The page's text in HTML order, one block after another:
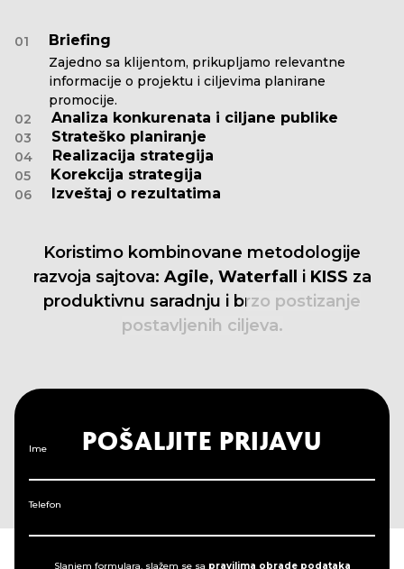
01 Briefing
Zajedno sa klijentom, prikupljamo relevantne
informacije o projektu i ciljevima planirane
promocije.
02
Analiza konkurenata i ciljane publike
03 Strateško planiranje
04 Realizacija strategija
05 Korekcija strategija
06 Izveštaj o rezultatima
Koristimo kombinovane metodologije
razvoja sajtova: Agile, Waterfall i KISS za
produktivnu saradnju i brzo postizanje
postavljenih ciljeva.
Ime
Telefon
Slanjem formulara, slažem se sa pravilima obrade podataka
POŠALJITE PRIJAVU